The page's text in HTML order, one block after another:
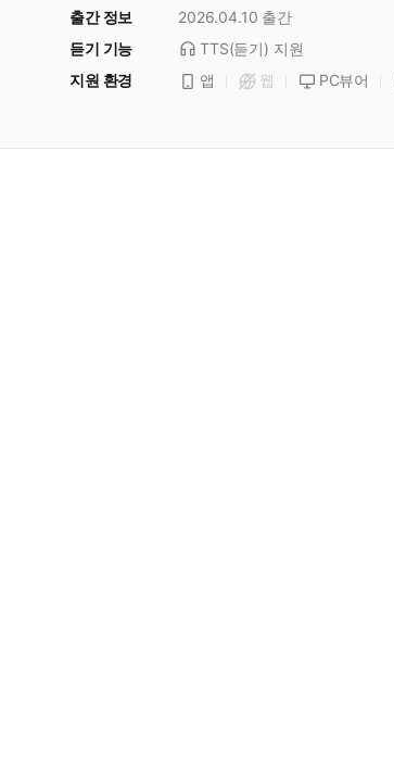
출간 정보 2026.04.10 출간
듣기 기능
TTS(듣기) 지원
지원 환경
앱 웹 PC뷰어